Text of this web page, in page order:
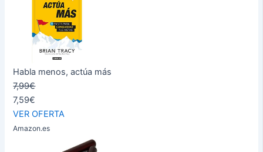
Habla menos, actúa más
7,99€
7,59€
VER OFERTA
Amazon.es